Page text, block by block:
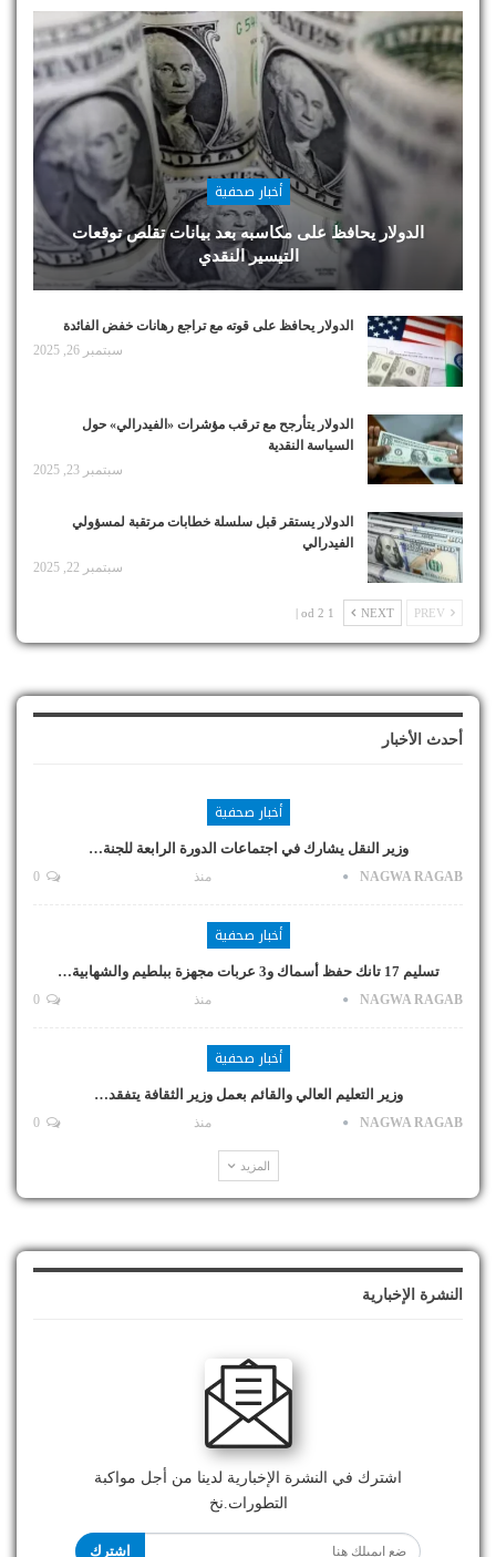
أخبار صحفية
الدولار يحافظ على مكاسبه بعد بيانات تقلص توقعات
التيسير النقدي
الدولار يحافظ على قوته مع تراجع رهانات خفض الفائدة
سبتمبر 26, 2025
الدولار يتأرجح مع ترقب مؤشرات «الفيدرالي» حول
السياسة النقدية
سبتمبر 23, 2025
الدولار يستقر قبل سلسلة خطابات مرتقبة لمسؤولي
الفيدرالي
سبتمبر 22, 2025
NEXT
1 od 2 |
أحدث الأخبار
أخبار صحفية
وزير النقل يشارك في اجتماعات الدورة الرابعة للجنة…
NAGWA RAGAB منذ
أخبار صحفية
تسليم 17 تانك حفظ أسماك و3 عربات مجهزة ببلطيم والشهابية…
NAGWA RAGAB منذ
أخبار صحفية
وزير التعليم العالي والقائم بعمل وزير الثقافة يتفقد…
NAGWA RAGAB منذ
المزيد
النشرة الإخبارية
اشترك في النشرة الإخبارية لدينا من أجل مواكبة
التطورات.نخ
اشترك